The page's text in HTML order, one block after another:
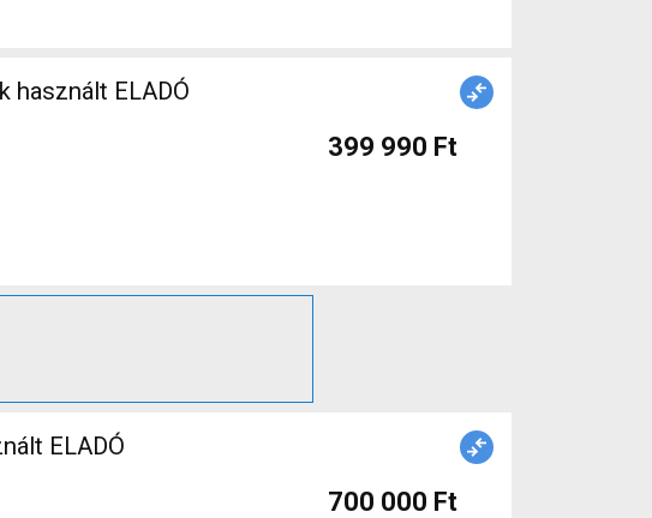
használt ELADÓ
399 990 Ft
ELADÓ
700 000 Ft